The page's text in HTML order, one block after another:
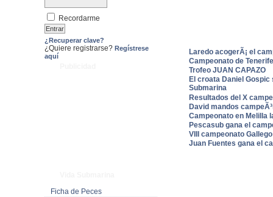
Recordarme
¿Recuperar clave?
¿Quiere registrarse? Regístrese
aquí
Ficha de Peces
Laredo acogerÃ¡ el
Campeonato de
Trofeo JUAN CAPAZO
El croata Daniel Gospic
Submarina
Resultados del X
David mandos
Campeonato en Melilla
Pescasub gana el
VIII campeonato
Juan Fuentes gana el